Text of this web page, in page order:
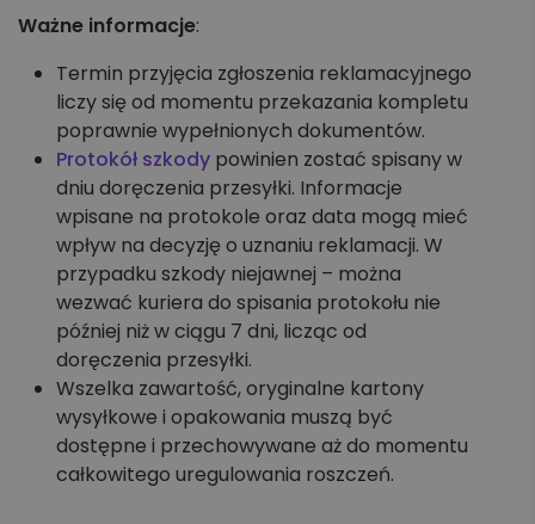
Ważne informacje:
Termin przyjęcia zgłoszenia reklamacyjnego
liczy się od momentu przekazania kompletu
poprawnie wypełnionych dokumentów.
Protokół szkody powinien zostać spisany w
dniu doręczenia przesyłki. Informacje
wpisane na protokole oraz data mogą mieć
wpływ na decyzję o uznaniu reklamacji. W
przypadku szkody niejawnej – można
wezwać kuriera do spisania protokołu nie
później niż w ciągu 7 dni, licząc od
doręczenia przesyłki.
Wszelka zawartość, oryginalne kartony
wysyłkowe i opakowania muszą być
dostępne i przechowywane aż do momentu
całkowitego uregulowania roszczeń.